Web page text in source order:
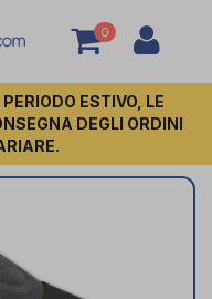
0
ESTIVO, LE
DEGLI ORDINI